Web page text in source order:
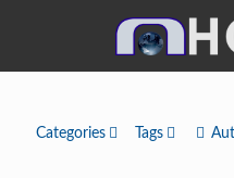
Categories Tags